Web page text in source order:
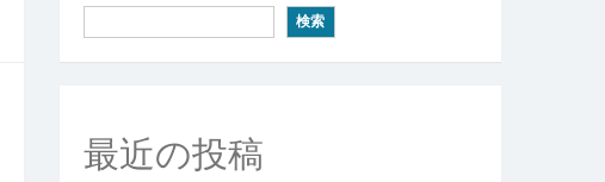
検索
最近の投稿